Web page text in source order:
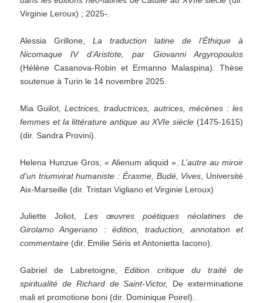
Virginie Leroux) ; 2025-.
Alessia Grillone,La traduction latine de l’Éthique à
Nicomaque IV d’Aristote, par Giovanni Argyropoulos
(Hélène Casanova-Robin et Ermanno Malaspina). Thèse
soutenue à Turin le 14 novembre 2025.
Mia Guilot,Lectrices, traductrices, autrices, mécènes : les
femmes et la littérature antique au XVIe siècle (1475-1615)
(dir. Sandra Provini).
Helena Hunzue Gros, « Alienum aliquid ». L’autre au miroir
d’un triumvirat humaniste : Érasme, Budé, Vives , Université
Aix-Marseille (dir. Tristan Vigliano et Virginie Leroux)
Juliette Joliot,Les œuvres poétiques néolatines de
Girolamo Angeriano : édition, traduction, annotation et
commentaire (dir. Emilie Séris et Antonietta Iacono).
Gabriel de Labretoigne,Edition critique du traité de
spiritualité de Richard de Saint-Victor, De exterminatione
mali et promotione boni (dir. Dominique Poirel).